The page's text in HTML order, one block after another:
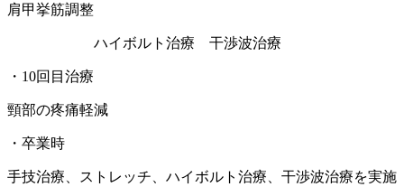
肩甲挙筋調整
ハイボルト治療 干渉波治療
・10回目治療
頸部の疼痛軽減
・卒業時
手技治療、ストレッチ、ハイボルト治療、干渉波治療を実施